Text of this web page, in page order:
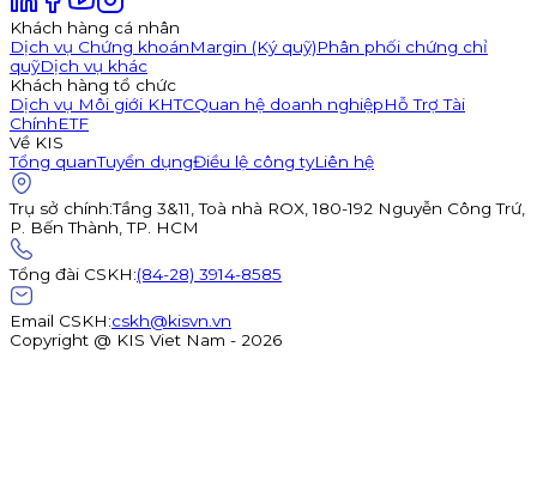
Khách hàng cá nhân
Dịch vụ Chứng khoánMargin (Ký quỹ)Phân phối chứng chỉ
quỹDịch vụ khác
Khách hàng tổ chức
Dịch vụ Môi giới KHTCQuan hệ doanh nghiệpHỗ Trợ Tài
ChínhETF
Về KIS
Tổng quanTuyển dụngĐiều lệ công tyLiên hệ
Trụ sở chính:Tầng 3&11, Toà nhà ROX, 180-192 Nguyễn Công Trứ,
P. Bến Thành, TP. HCM
Tổng đài CSKH:(84-28) 3914-8585
Email CSKH:cskh@kisvn.vn
Copyright @ KIS Viet Nam - 2026